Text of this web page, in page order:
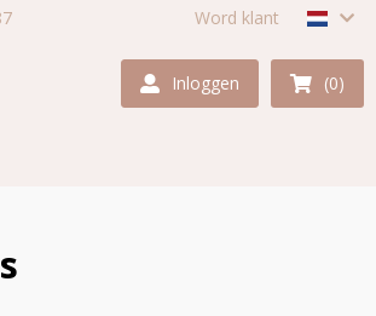
Word klant
Inloggen (0)